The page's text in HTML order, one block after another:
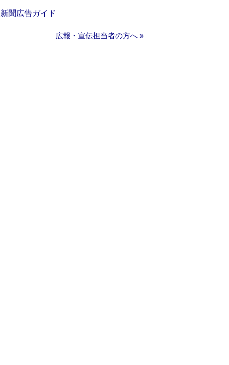
新聞広告ガイド
広報・宣伝担当者の方へ »